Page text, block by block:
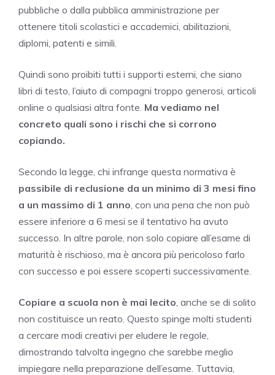
pubbliche o dalla pubblica amministrazione per
ottenere titoli scolastici e accademici, abilitazioni,
diplomi, patenti e simili.
Quindi sono proibiti tutti i supporti esterni, che siano
libri di testo, l’aiuto di compagni troppo generosi, articoli
online o qualsiasi altra fonte. Ma vediamo nel
concreto quali sono i rischi che si corrono
copiando.
Secondo la legge, chi infrange questa normativa è
passibile di reclusione da un minimo di 3 mesi fino
a un massimo di 1 anno , con una pena che non può
essere inferiore a 6 mesi se il tentativo ha avuto
successo. In altre parole, non solo copiare all’esame di
maturità è rischioso, ma è ancora più pericoloso farlo
con successo e poi essere scoperti successivamente.
Copiare a scuola non è mai lecito , anche se di solito
non costituisce un reato. Questo spinge molti studenti
a cercare modi creativi per eludere le regole,
dimostrando talvolta ingegno che sarebbe meglio
impiegare nella preparazione dell’esame. Tuttavia,